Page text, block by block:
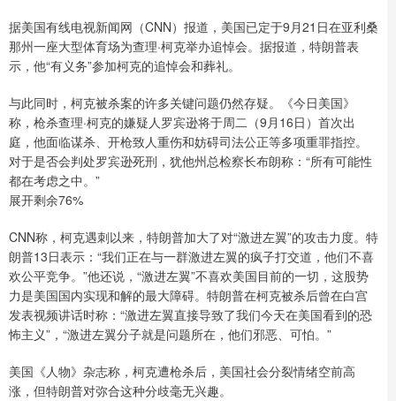
据美国有线电视新闻网（CNN）报道，美国已定于9月21日在亚利桑
那州一座大型体育场为查理·柯克举办追悼会。据报道，特朗普表
示，他“有义务”参加柯克的追悼会和葬礼。
与此同时，柯克被杀案的许多关键问题仍然存疑。《今日美国》
称，枪杀查理·柯克的嫌疑人罗宾逊将于周二（9月16日）首次出
庭，他面临谋杀、开枪致人重伤和妨碍司法公正等多项重罪指控。
对于是否会判处罗宾逊死刑，犹他州总检察长布朗称：“所有可能性
都在考虑之中。”
展开剩余76%
CNN称，柯克遇刺以来，特朗普加大了对“激进左翼”的攻击力度。特
朗普13日表示：“我们正在与一群激进左翼的疯子打交道，他们不喜
欢公平竞争。”他还说，“激进左翼”不喜欢美国目前的一切，这股势
力是美国国内实现和解的最大障碍。特朗普在柯克被杀后曾在白宫
发表视频讲话时称：“激进左翼直接导致了我们今天在美国看到的恐
怖主义”，“激进左翼分子就是问题所在，他们邪恶、可怕。”
美国《人物》杂志称，柯克遭枪杀后，美国社会分裂情绪空前高
涨，但特朗普对弥合这种分歧毫无兴趣。